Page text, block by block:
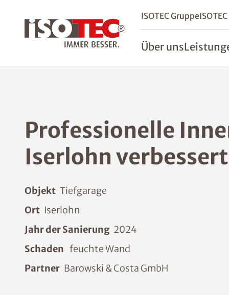
ISOTEC Gruppe
Über uns
Professionelle
Iserlohn
Objekt Tiefgarage
Ort Iserlohn
Jahr der Sanierung 2024
Schaden feuchte Wand
Partner Barowski & Costa GmbH